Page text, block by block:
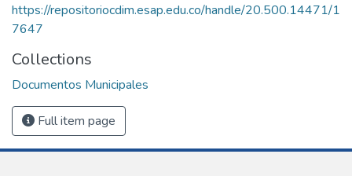
https://repositoriocdim.esap.edu.co/handle/20.500.14471/1
7647
Collections
Documentos Municipales
Full item page